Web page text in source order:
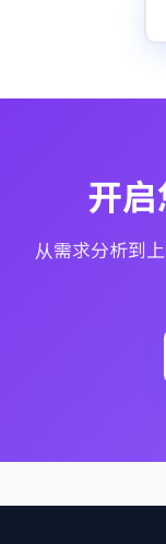
开
从需求分析到